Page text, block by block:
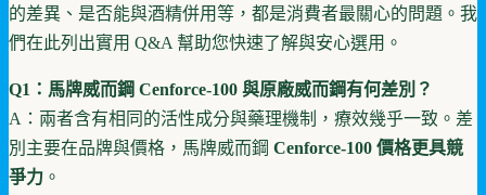
的差異、是否能與酒精併用等，都是消費者最關心的問題。我
們在此列出實用 Q&A 幫助您快速了解與安心選用。
Q1：馬牌威而鋼 Cenforce-100 與原廠威而鋼有何差別？
A：兩者含有相同的活性成分與藥理機制，療效幾乎一致。差
別主要在品牌與價格，馬牌威而鋼 Cenforce-100 價格更具競
爭力 。